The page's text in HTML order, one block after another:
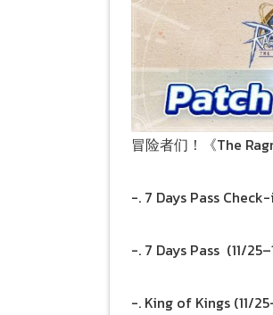
冒险者们！《The
-. 7 Days Pass
-. 7 Days Pass (11/
-. King of Kings (11/